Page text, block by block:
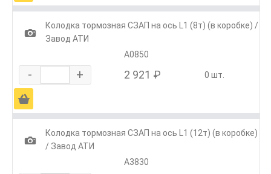
1
Колодка тормозная СЗАП на ось L1 (8т) (в коробке) /
Завод АТИ
А0850
- + 2 921 ₽ 0 шт.
Ä
1
Колодка тормозная СЗАП на ось L1 (12т) (в коробке)
/ Завод АТИ
А3830